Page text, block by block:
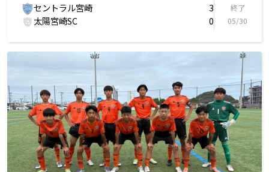
セントラル宮崎 3
太陽宮崎SC 0
終了
05/30